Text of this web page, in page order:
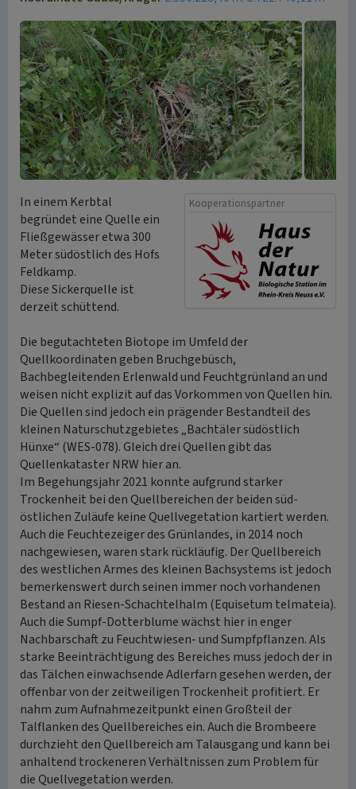
Kooperationspartner
In einem Kerbtal
begründet eine Quelle ein
Fließgewässer etwa 300
Meter südöstlich des Hofs
Feldkamp.
Diese Sickerquelle ist
derzeit schüttend.
Die begutachteten Biotope im Umfeld der
Quellkoordinaten geben Bruchgebüsch,
Bachbegleitenden Erlenwald und Feuchtgrünland an und
weisen nicht explizit auf das Vorkommen von Quellen hin.
Die Quellen sind jedoch ein prägender Bestandteil des
kleinen Naturschutzgebietes „Bachtäler südöstlich
Hünxe“ (WES-078). Gleich drei Quellen gibt das
Quellenkataster NRW hier an.
Im Begehungsjahr 2021 konnte aufgrund starker
Trockenheit bei den Quellbereichen der beiden süd-
östlichen Zuläufe keine Quellvegetation kartiert werden.
Auch die Feuchtezeiger des Grünlandes, in 2014 noch
nachgewiesen, waren stark rückläufig. Der Quellbereich
des westlichen Armes des kleinen Bachsystems ist jedoch
bemerkenswert durch seinen immer noch vorhandenen
Bestand an Riesen-Schachtelhalm (Equisetum telmateia).
Auch die Sumpf-Dotterblume wächst hier in enger
Nachbarschaft zu Feuchtwiesen- und Sumpfpflanzen. Als
starke Beeinträchtigung des Bereiches muss jedoch der in
das Tälchen einwachsende Adlerfarn gesehen werden, der
offenbar von der zeitweiligen Trockenheit profitiert. Er
nahm zum Aufnahmezeitpunkt einen Großteil der
Talflanken des Quellbereiches ein. Auch die Brombeere
durchzieht den Quellbereich am Talausgang und kann bei
anhaltend trockeneren Verhältnissen zum Problem für
die Quellvegetation werden.